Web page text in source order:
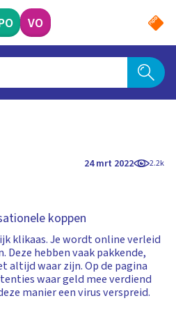
VO
24 mrt 2022 2.2k
koppen
klikaas. Je wordt online verleid
Deze hebben vaak pakkende,
altijd waar zijn. Op de pagina
waar geld mee verdiend
manier een virus verspreid.